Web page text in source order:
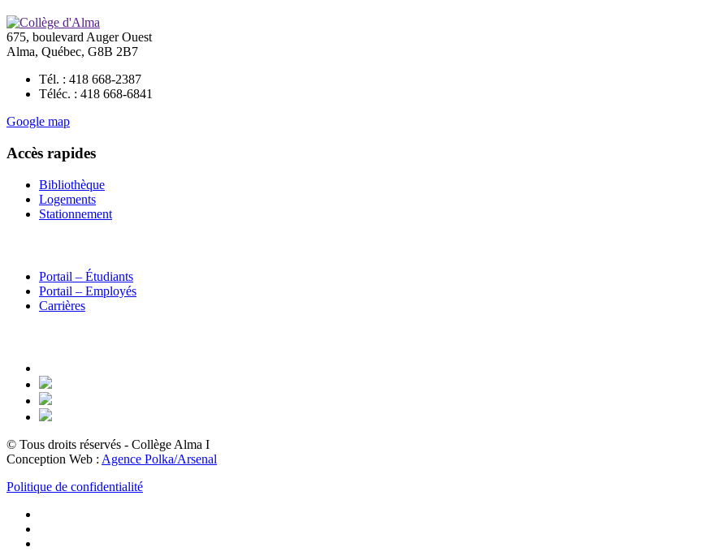
675, boulevard Auger Ouest
Alma, Québec, G8B 2B7
Tél. : 418 668-2387
Téléc. : 418 668-6841
Google map
Accès rapides
Bibliothèque
Logements
Stationnement
Portail – Étudiants
Portail – Employés
Carrières
© Tous droits réservés - Collège Alma I
Conception Web : Agence Polka/Arsenal
Politique de confidentialité